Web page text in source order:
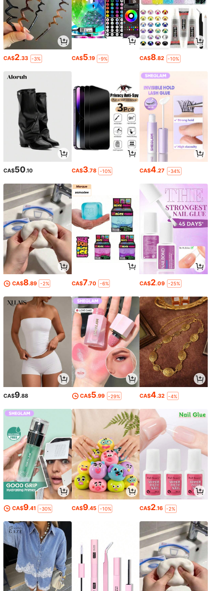
CA$2.33 -3% CA$5.19 -9% CA$8.82 -10%
CA$50.10 CA$3.78 -10% CA$4.27 -34%
CA$8.89 -2% CA$7.70 -6% CA$2.09 -25%
CA$9.88 CA$5.99 -29% CA$4.32 -4%
CA$9.41 -30% CA$9.45 -10% CA$2.16 -2%